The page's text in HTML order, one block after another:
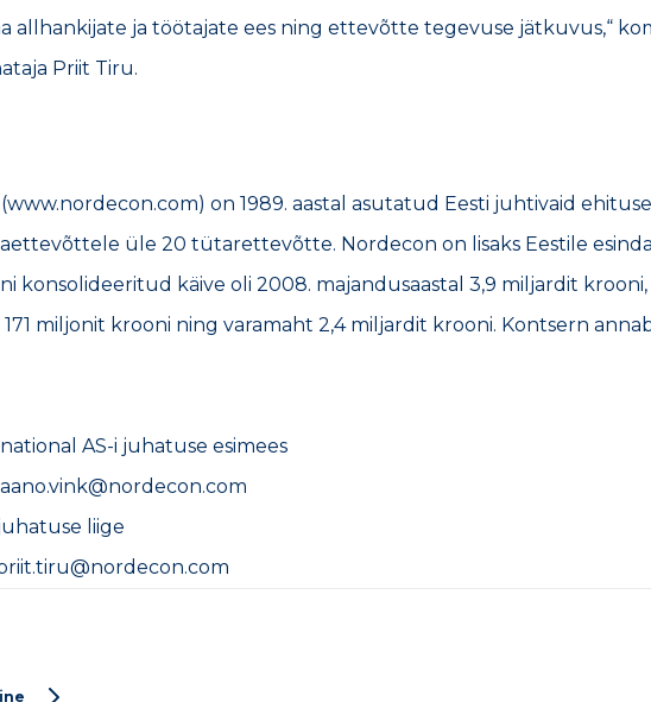
allhankijate ja töötajate ees ning ettevõtte tegevuse jätkuvus,“
Priit Tiru.
on 1989. aastal asutatud Eesti juhtivaid
üle 20 tütarettevõtte. Nordecon on lisaks Eestile
konsolideeritud käive oli 2008. majandusaastal 3,9 miljardit krooni,
miljonit krooni ning varamaht 2,4 miljardit krooni. Kontsern
AS-i juhatuse esimees
liige